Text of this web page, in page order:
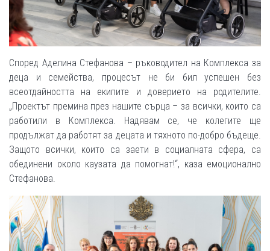
Според Аделина Стефанова – ръководител на Комплекса за
деца и семейства, процесът не би бил успешен без
всеотдайността на екипите и доверието на родителите.
„Проектът премина през нашите сърца – за всички, които са
работили в Комплекса. Надявам се, че колегите ще
продължат да работят за децата и тяхното по-добро бъдеще.
Защото всички, които са заети в социалната сфера, са
обединени около каузата да помогнат!“, каза емоционално
Стефанова.